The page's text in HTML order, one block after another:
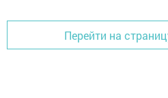
Перейти на